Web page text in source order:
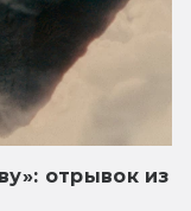
отрывок из